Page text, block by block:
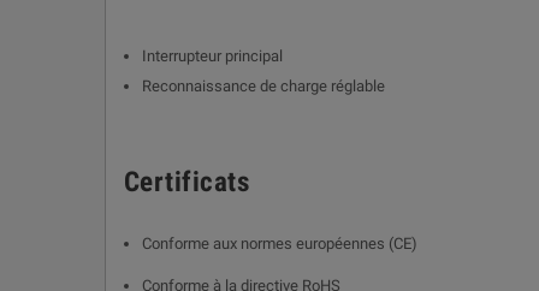
Interrupteur principal
Reconnaissance de charge réglable
Certificats
Conforme aux normes européennes (CE)
Conforme à la directive RoHS